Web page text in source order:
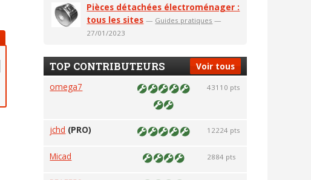
Pièces détachées électroménager :
tous les sites — Guides pratiques —
27/01/2023
Voir tous
TOP CONTRIBUTEURS
omega7 43110 pts
jchd (PRO) 12224 pts
Micad 2884 pts